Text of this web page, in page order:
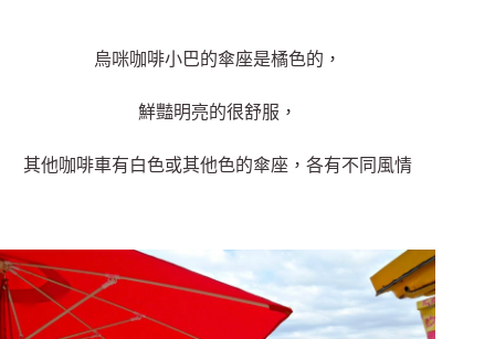
烏咪咖啡小巴的傘座是橘色的，
鮮豔明亮的很舒服，
其他咖啡車有白色或其他色的傘座，各有不同風情